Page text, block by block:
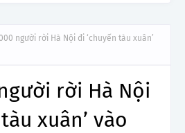
người rời Hà Nội đi ‘chuyến tàu xuân’
rời Hà Nội
xuân’ vào